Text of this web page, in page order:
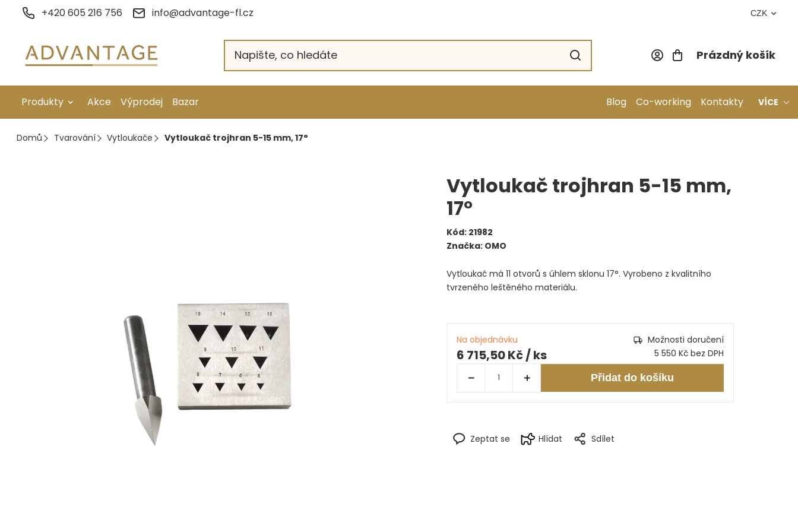
+420 605 216 756 info@advantage-fl.cz CZK
Nákupní
Prázdný košík
Produkty
Galvanické pokovení
Kompresory a příslušenství
Motory, mikromotory, vrtačky
Akce Výprodej Bazar Blog Co-working Kontakty VÍCE
Domů Tvarování Vytloukače Vytloukač trojhran 5-15 mm, 17°
Vytloukač trojhran 5-15 mm,
17°
Kód: 21982
Značka: OMO
Vytloukač má 11 otvorů s úhlem sklonu 17°. Vyrobeno z kvalitního
tvrzeného leštěného materiálu.
Zeptat se Hlídat Sdílet
Na objednávku Možnosti doručení
6 715,50 Kč/ ks 5 550 Kč bez DPH
Přidat do košíku